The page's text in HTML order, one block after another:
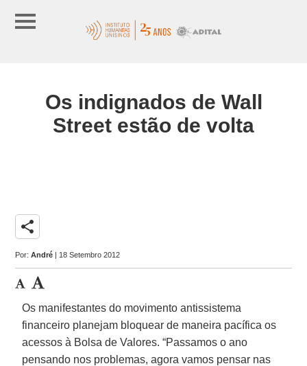
Os indignados de Wall
Street estão de volta
share
Por:André | 18 Setembro 2012
Os manifestantes do movimento antissistema
financeiro planejam bloquear de maneira pacífica os
acessos à Bolsa de Valores. “Passamos o ano
pensando nos problemas, agora vamos pensar nas